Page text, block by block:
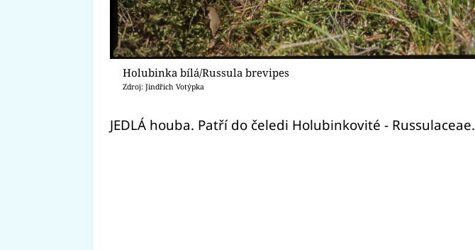
Holubinka bílá/Russula brevipes
Zdroj: Jindřich Votýpka
JEDLÁ houba. Patří do čeledi Holubinkovité - Russulaceae.